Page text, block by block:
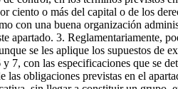
ciento o más del capital o de los
con una buena organización
apartado. 3. Reglamentariamente,
se les aplique los supuestos de
7, con las especificaciones que se
obligaciones previstas en el